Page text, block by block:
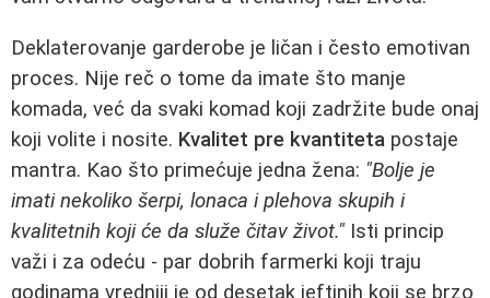
Deklaterovanje garderobe je ličan i često emotivan
proces. Nije reč o tome da imate što manje
komada, već da svaki komad koji zadržite bude onaj
koji volite i nosite. Kvalitet pre kvantiteta postaje
mantra. Kao što primećuje jedna žena: "Bolje je
imati nekoliko šerpi, lonaca i plehova skupih i
kvalitetnih koji će da služe čitav život." Isti princip
važi i za odeću - par dobrih farmerki koji traju
godinama vredniji je od desetak jeftinih koji se brzo